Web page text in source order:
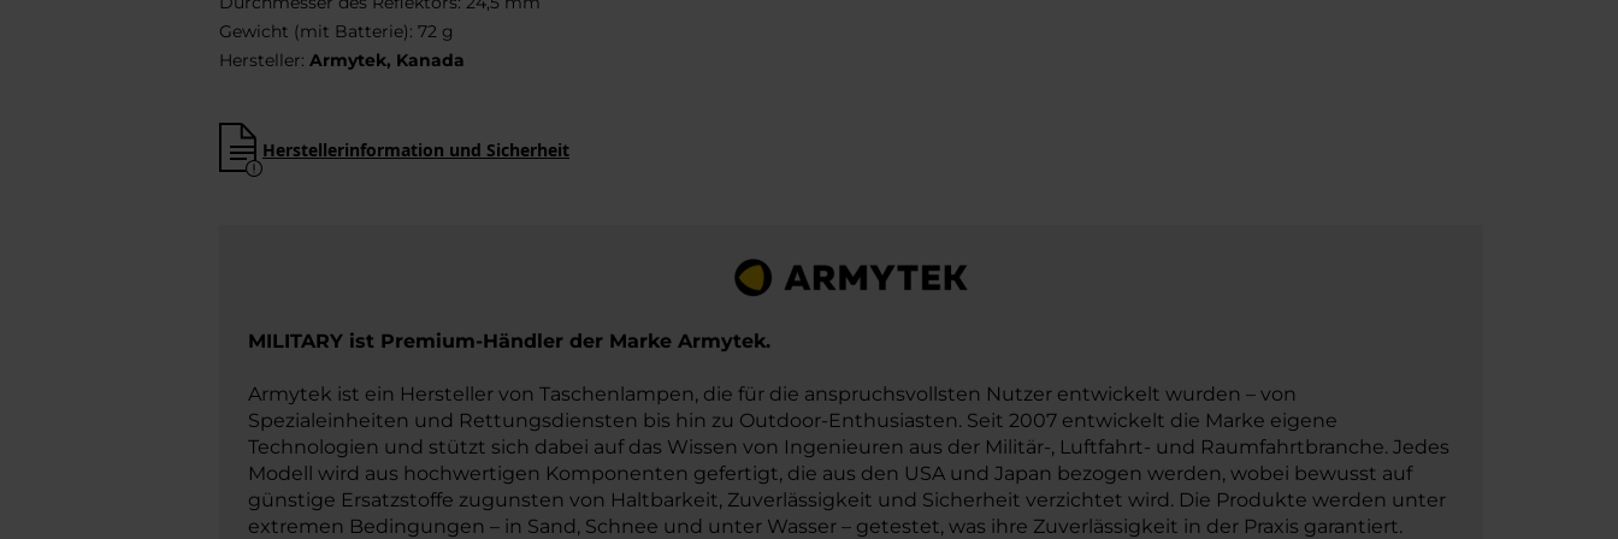
Gewicht (mit Batterie): 72 g
Hersteller: Armytek, Kanada
Herstellerinformation und Sicherheit
MILITARY ist Premium-Händler der Marke Armytek.
Armytek ist ein Hersteller von Taschenlampen, die für die anspruchsvollsten Nutzer entwickelt wurden – von
Spezialeinheiten und Rettungsdiensten bis hin zu Outdoor-Enthusiasten. Seit 2007 entwickelt die Marke eigene
Technologien und stützt sich dabei auf das Wissen von Ingenieuren aus der Militär-, Luftfahrt- und Raumfahrtbranche. Jedes
Modell wird aus hochwertigen Komponenten gefertigt, die aus den USA und Japan bezogen werden, wobei bewusst auf
günstige Ersatzstoffe zugunsten von Haltbarkeit, Zuverlässigkeit und Sicherheit verzichtet wird. Die Produkte werden unter
extremen Bedingungen – in Sand, Schnee und unter Wasser – getestet, was ihre Zuverlässigkeit in der Praxis garantiert.